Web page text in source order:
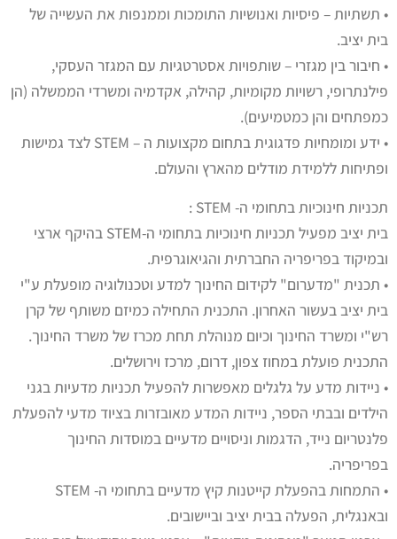
• תשתיות – פיסיות ואנושיות התומכות וממנפות את העשייה של
בית יציב.
• חיבור בין מגזרי – שותפויות אסטרטגיות עם המגזר העסקי,
פילנתרופי, רשויות מקומיות, קהילה, אקדמיה ומשרדי הממשלה (הן
כמפתחים והן כמטמיעים).
• ידע ומומחיות פדגוגית בתחום מקצועות ה – STEM לצד גמישות
ופתיחות ללמידת מודלים מהארץ והעולם.
תכניות חינוכיות בתחומי ה- STEM :
בית יציב מפעיל תכניות חינוכיות בתחומי ה-STEM בהיקף ארצי
ובמיקוד בפריפריה החברתית והגיאוגרפית.
• תכנית "מדערום" לקידום החינוך למדע וטכנולוגיה מופעלת ע"י
בית יציב בעשור האחרון. התכנית התחילה כמיזם משותף של קרן
רש"י ומשרד החינוך וכיום מנוהלת תחת מכרז של משרד החינוך.
התכנית פועלת במחוז צפון, דרום, מרכז וירושלים.
• ניידות מדע על גלגלים מאפשרות להפעיל תכניות מדעיות בגני
הילדים ובבתי הספר, ניידות המדע מאובזרות בציוד מדעי להפעלת
פלנטריום נייד, הדגמות וניסויים מדעיים במוסדות החינוך
בפריפריה.
• התמחות בהפעלת קייטנות קיץ מדעיים בתחומי ה- STEM
ובאנגלית, הפעלה בבית יציב וביישובים.